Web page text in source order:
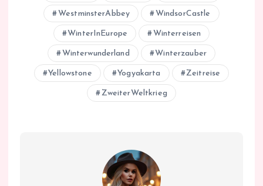
WestminsterAbbey WindsorCastle
WinterInEurope Winterreisen
Winterwunderland Winterzauber
Yellowstone Yogyakarta Zeitreise
ZweiterWeltkrieg